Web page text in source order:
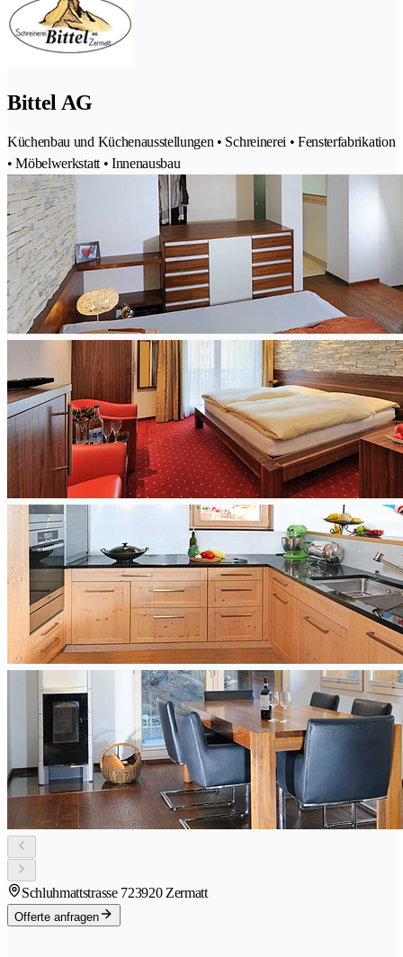
Bittel AG
Küchenbau und Küchenausstellungen • Schreinerei • Fensterfabrikation
• Möbelwerkstatt • Innenausbau
Schluhmattstrasse 723920 Zermatt
Offerte anfragen